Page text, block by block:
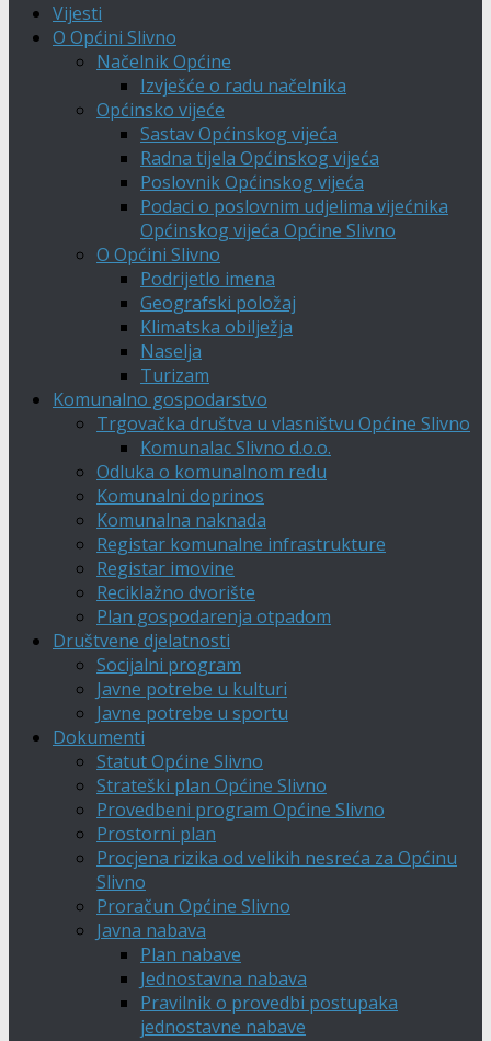
Vijesti
O Općini Slivno
Načelnik Općine
Izvješće o radu načelnika
Općinsko vijeće
Sastav Općinskog vijeća
Radna tijela Općinskog vijeća
Poslovnik Općinskog vijeća
Podaci o poslovnim udjelima vijećnika
Općinskog vijeća Općine Slivno
O Općini Slivno
Podrijetlo imena
Geografski položaj
Klimatska obilježja
Naselja
Turizam
Komunalno gospodarstvo
Trgovačka društva u vlasništvu Općine Slivno
Komunalac Slivno d.o.o.
Odluka o komunalnom redu
Komunalni doprinos
Komunalna naknada
Registar komunalne infrastrukture
Registar imovine
Reciklažno dvorište
Plan gospodarenja otpadom
Društvene djelatnosti
Socijalni program
Javne potrebe u kulturi
Javne potrebe u sportu
Dokumenti
Statut Općine Slivno
Strateški plan Općine Slivno
Provedbeni program Općine Slivno
Prostorni plan
Procjena rizika od velikih nesreća za Općinu
Slivno
Proračun Općine Slivno
Javna nabava
Plan nabave
Jednostavna nabava
Pravilnik o provedbi postupaka
jednostavne nabave